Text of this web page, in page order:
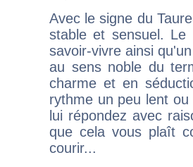
Avec le signe du
stable et sensuel.
savoir-vivre ainsi
au sens noble du
charme et en
rythme un peu lent
lui répondez avec
que cela vous plaît
courir...